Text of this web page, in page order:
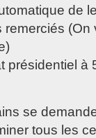
de
(On
présidentiel à
se
tous les